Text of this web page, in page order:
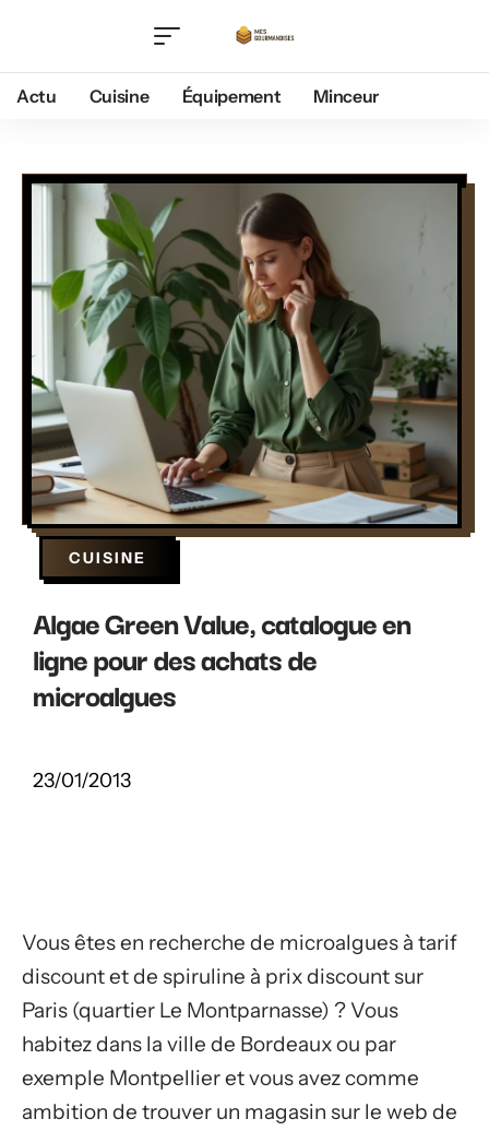
Actu Cuisine Équipement Minceur
CUISINE
Algae Green Value, catalogue en
ligne pour des achats de
microalgues
23/01/2013
Vous êtes en recherche de microalgues à tarif
discount et de spiruline à prix discount sur
Paris (quartier Le Montparnasse) ? Vous
habitez dans la ville de Bordeaux ou par
exemple Montpellier et vous avez comme
ambition de trouver un magasin sur le web de